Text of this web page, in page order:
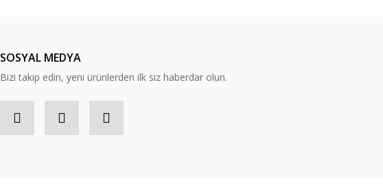
SOSYAL MEDYA
Bizi takip edin, yeni ürünlerden ilk siz haberdar olun.